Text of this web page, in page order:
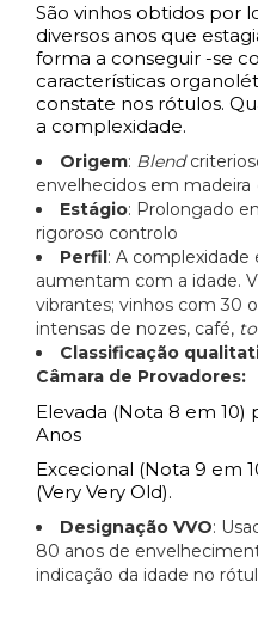
São vinhos obtidos por
diversos anos que
forma a conseguir -se
características
constate nos rótulos.
a complexidade.
Origem: Blend
envelhecidos em
Estágio: Prolongado
rigoroso controlo
Perfil : A complexidade
aumentam com a idade.
vibrantes; vinhos com 30
intensas de nozes, café,
Classificação
Câmara de Provadores:
Elevada (Nota 8 em 10)
Anos
Excecional (Nota 9 em
(Very Very Old).
Designação VVO:
80 anos de
indicação da idade no